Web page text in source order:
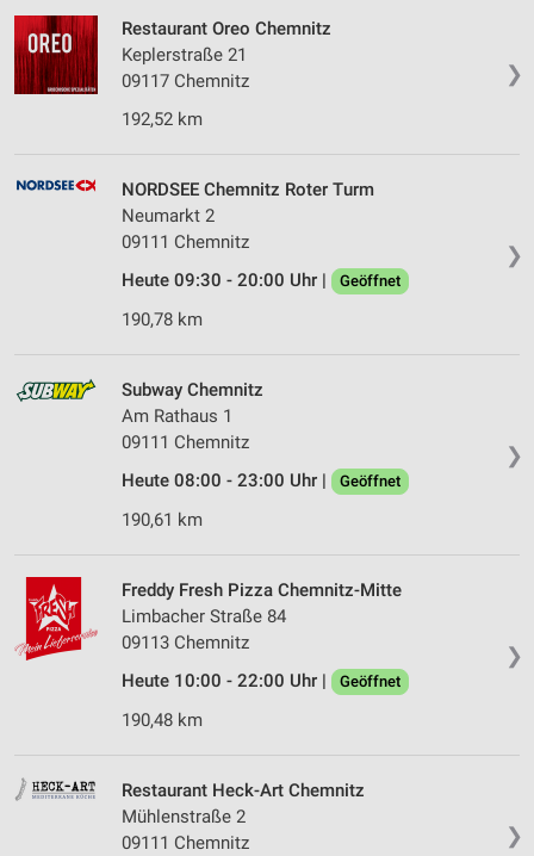
❯
Restaurant Oreo Chemnitz
Keplerstraße 21
09117 Chemnitz
192,52 km
❯
NORDSEE Chemnitz Roter Turm
Neumarkt 2
09111 Chemnitz
Heute 09:30 - 20:00 Uhr |
Geöffnet
190,78 km
❯
Subway Chemnitz
Am Rathaus 1
09111 Chemnitz
Heute 08:00 - 23:00 Uhr |
Geöffnet
190,61 km
❯
Freddy Fresh Pizza Chemnitz-Mitte
Limbacher Straße 84
09113 Chemnitz
Heute 10:00 - 22:00 Uhr |
Geöffnet
190,48 km
❯
Restaurant Heck-Art Chemnitz
Mühlenstraße 2
09111 Chemnitz